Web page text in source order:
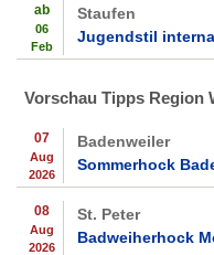
ab
06
Feb
Staufen
Jugendstil
Vorschau Tipps Region
07
Aug
2026
Badenweiler
Sommerhock
08
Aug
2026
St. Peter
Badweiherhock